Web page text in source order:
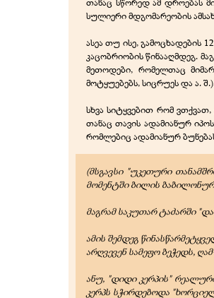
სულიერი მდგომარეობის
ასეა თუ ისე, გამოცხადების
კაცობრიობის წინააღმდეგ.
მეთოდები, რომელთაც
მოტყუებებს, სიცრუეს და ა.
სხვა სიტყვებით რომ
თანაც თავის ადამიანურ
რომლებიც ადამიანურ
(მსგავსი "უკეთური
მომენტში ბილის
მაგრამ საკუთარ ტაძარში
ამის შემდეგ
არღვევენ სამეფო ბეჭედს,
ანუ, "დიდი კერპის"
კერპს სჭირდებოდა